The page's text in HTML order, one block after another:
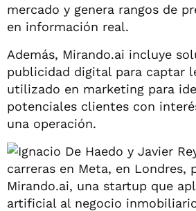
mercado y genera rangos de
en información real.
Además, Mirando.ai incluye
publicidad digital para captar
utilizado en marketing para
potenciales clientes con
una operación.